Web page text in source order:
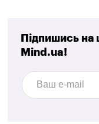
Підпишись на
Mind.ua!